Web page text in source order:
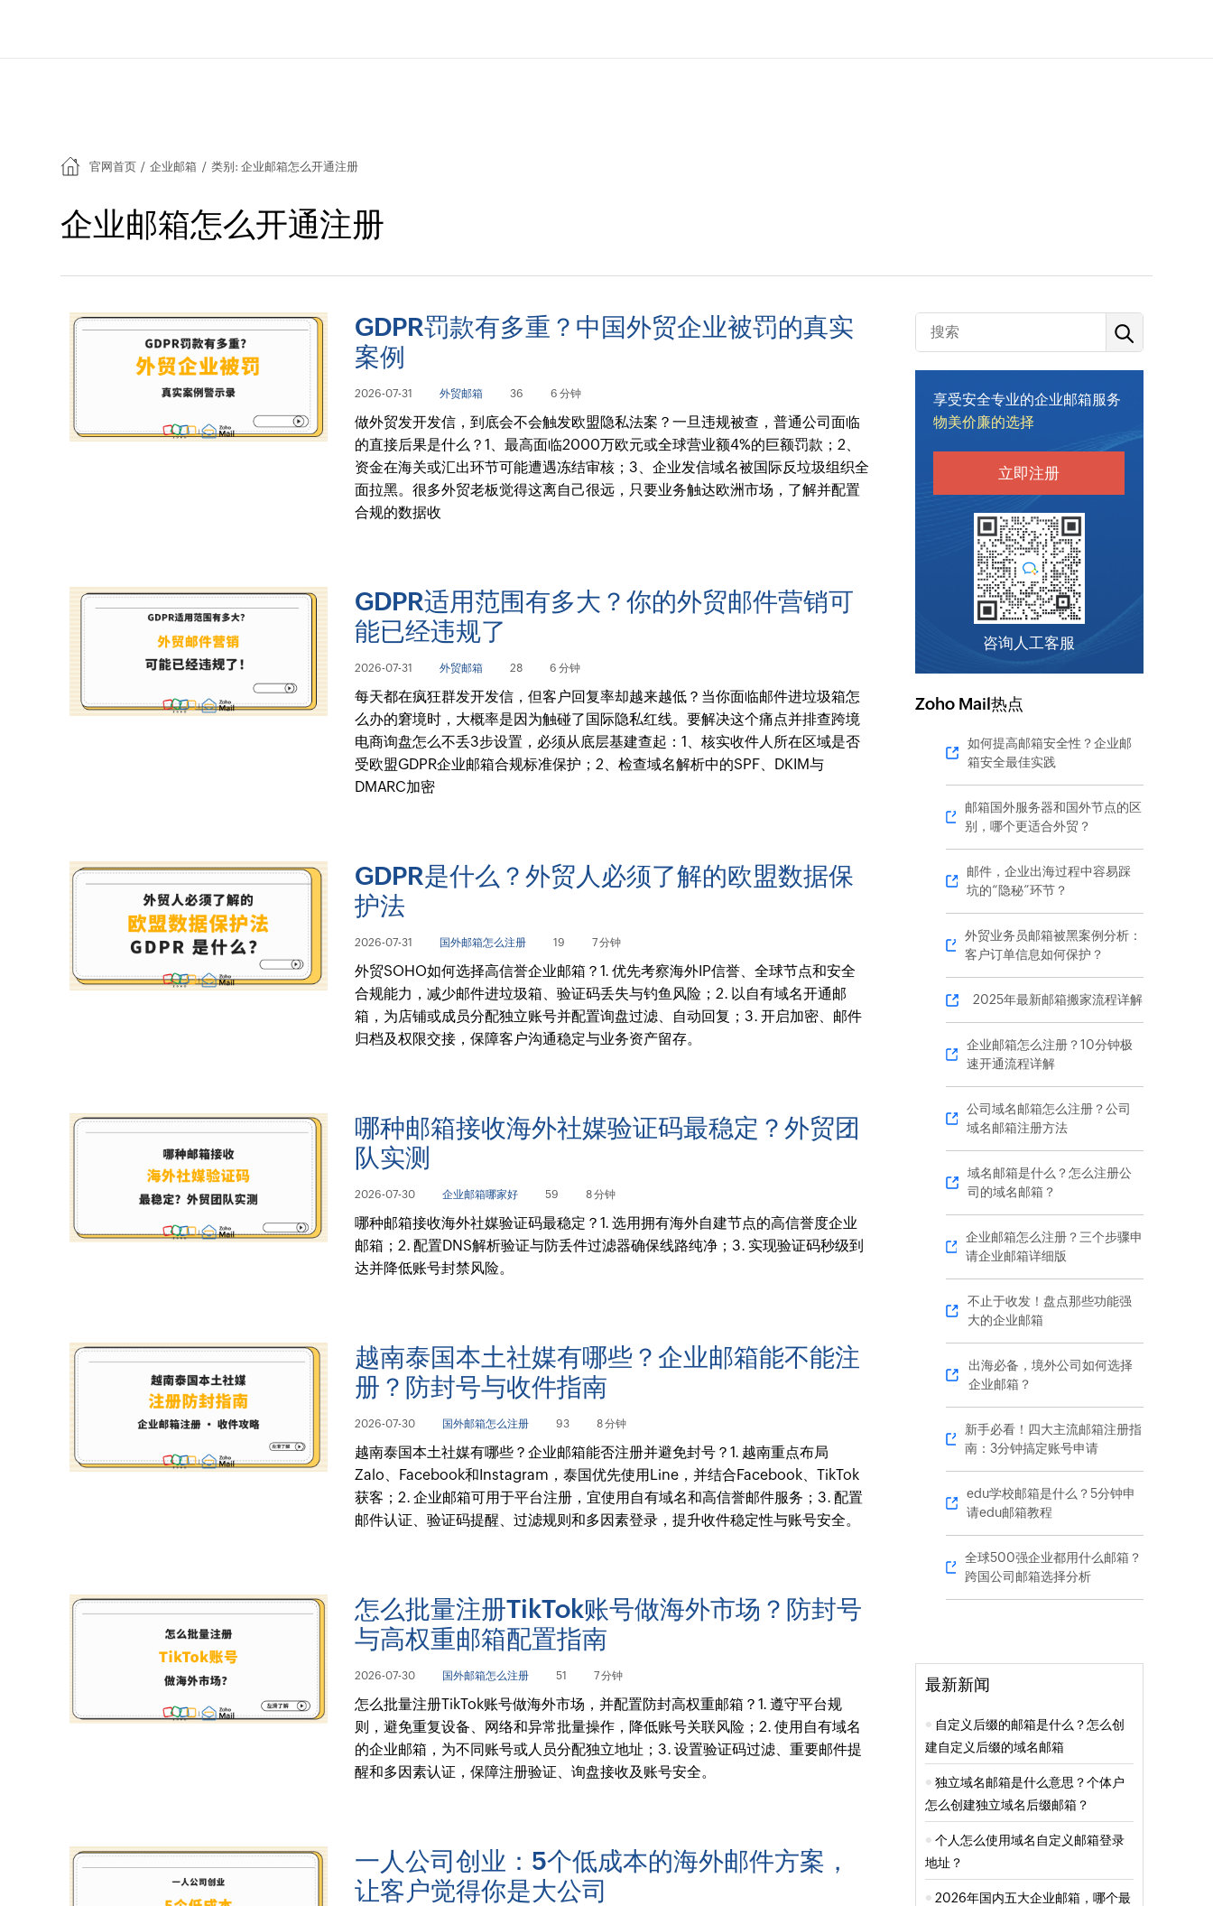
官网首页 / 企业邮箱 / 类别: 企业邮箱怎么开通注册
企业邮箱怎么开通注册
GDPR罚款有多重？中国外贸企业被罚的真实
案例
2026-07-31 外贸邮箱 36 6 分钟
做外贸发开发信，到底会不会触发欧盟隐私法案？一旦违规被查，普通公司面临
的直接后果是什么？1、最高面临2000万欧元或全球营业额4%的巨额罚款；2、
资金在海关或汇出环节可能遭遇冻结审核；3、企业发信域名被国际反垃圾组织全
面拉黑。很多外贸老板觉得这离自己很远，只要业务触达欧洲市场，了解并配置
合规的数据收
GDPR适用范围有多大？你的外贸邮件营销可
能已经违规了
2026-07-31 外贸邮箱 28 6 分钟
每天都在疯狂群发开发信，但客户回复率却越来越低？当你面临邮件进垃圾箱怎
么办的窘境时，大概率是因为触碰了国际隐私红线。要解决这个痛点并排查跨境
电商询盘怎么不丢3步设置，必须从底层基建查起：1、核实收件人所在区域是否
受欧盟GDPR企业邮箱合规标准保护；2、检查域名解析中的SPF、DKIM与
DMARC加密
GDPR是什么？外贸人必须了解的欧盟数据保
护法
2026-07-31 国外邮箱怎么注册 19 7 分钟
外贸SOHO如何选择高信誉企业邮箱？1. 优先考察海外IP信誉、全球节点和安全
合规能力，减少邮件进垃圾箱、验证码丢失与钓鱼风险；2. 以自有域名开通邮
箱，为店铺或成员分配独立账号并配置询盘过滤、自动回复；3. 开启加密、邮件
归档及权限交接，保障客户沟通稳定与业务资产留存。
哪种邮箱接收海外社媒验证码最稳定？外贸团
队实测
2026-07-30 企业邮箱哪家好 59 8 分钟
哪种邮箱接收海外社媒验证码最稳定？1. 选用拥有海外自建节点的高信誉度企业
邮箱；2. 配置DNS解析验证与防丢件过滤器确保线路纯净；3. 实现验证码秒级到
达并降低账号封禁风险。
越南泰国本土社媒有哪些？企业邮箱能不能注
册？防封号与收件指南
2026-07-30 国外邮箱怎么注册 93 8 分钟
越南泰国本土社媒有哪些？企业邮箱能否注册并避免封号？1. 越南重点布局
Zalo、Facebook和Instagram，泰国优先使用Line，并结合Facebook、TikTok
获客；2. 企业邮箱可用于平台注册，宜使用自有域名和高信誉邮件服务；3. 配置
邮件认证、验证码提醒、过滤规则和多因素登录，提升收件稳定性与账号安全。
怎么批量注册TikTok账号做海外市场？防封号
与高权重邮箱配置指南
2026-07-30 国外邮箱怎么注册 51 7 分钟
怎么批量注册TikTok账号做海外市场，并配置防封高权重邮箱？1. 遵守平台规
则，避免重复设备、网络和异常批量操作，降低账号关联风险；2. 使用自有域名
的企业邮箱，为不同账号或人员分配独立地址；3. 设置验证码过滤、重要邮件提
醒和多因素认证，保障注册验证、询盘接收及账号安全。
一人公司创业：5个低成本的海外邮件方案，
让客户觉得你是大公司
享受安全专业的企业邮箱服务
物美价廉的选择
立即注册
咨询人工客服
Zoho Mail热点
如何提高邮箱安全性？企业邮
箱安全最佳实践
邮箱国外服务器和国外节点的区
别，哪个更适合外贸？
邮件，企业出海过程中容易踩
坑的“隐秘”环节？
外贸业务员邮箱被黑案例分析：
客户订单信息如何保护？
2025年最新邮箱搬家流程详解
企业邮箱怎么注册？10分钟极
速开通流程详解
公司域名邮箱怎么注册？公司
域名邮箱注册方法
域名邮箱是什么？怎么注册公
司的域名邮箱？
企业邮箱怎么注册？三个步骤申
请企业邮箱详细版
不止于收发！盘点那些功能强
大的企业邮箱
出海必备，境外公司如何选择
企业邮箱？
新手必看！四大主流邮箱注册指
南：3分钟搞定账号申请
edu学校邮箱是什么？5分钟申
请edu邮箱教程
全球500强企业都用什么邮箱？
跨国公司邮箱选择分析
最新新闻
自定义后缀的邮箱是什么？怎么创
建自定义后缀的域名邮箱
独立域名邮箱是什么意思？个体户
怎么创建独立域名后缀邮箱？
个人怎么使用域名自定义邮箱登录
地址？
2026年国内五大企业邮箱，哪个最